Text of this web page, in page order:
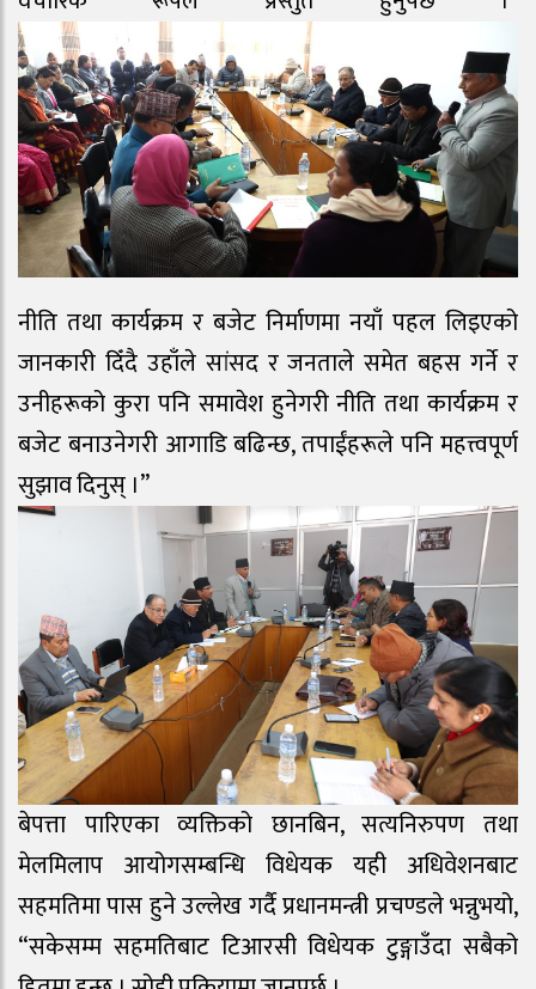
नीति तथा कार्यक्रम र बजेट निर्माणमा नयाँ पहल लिइएको
जानकारी दिँदै उहाँले सांसद र जनताले समेत बहस गर्ने र
उनीहरूको कुरा पनि समावेश हुनेगरी नीति तथा कार्यक्रम र
बजेट बनाउनेगरी आगाडि बढिन्छ, तपाईंहरूले पनि महत्त्वपूर्ण
सुझाव दिनुस् ।”
बेपत्ता पारिएका व्यक्तिको छानबिन, सत्यनिरुपण तथा
मेलमिलाप आयोगसम्बन्धि विधेयक यही अधिवेशनबाट
सहमतिमा पास हुने उल्लेख गर्दै प्रधानमन्त्री प्रचण्डले भन्नुभयो,
“सकेसम्म सहमतिबाट टिआरसी विधेयक टुङ्गाउँदा सबैको